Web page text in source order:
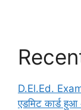
D.El.Ed.
एडमिट कार्ड